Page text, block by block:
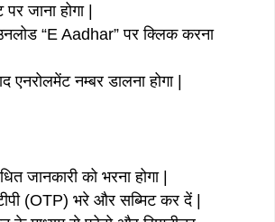
पर जाना होगा |
“E Aadhar” पर क्लिक करना
एनरोलमेंट नम्बर डालना होगा |
जानकारी को भरना होगा |
(OTP) भरे और सब्मिट कर दें |